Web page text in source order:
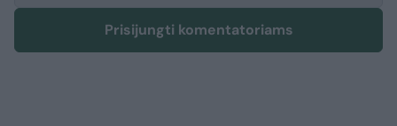
Prisijungti komentatoriams